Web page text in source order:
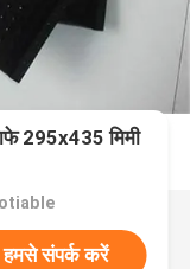
295x435 मिमी
हमसे संपर्क करें